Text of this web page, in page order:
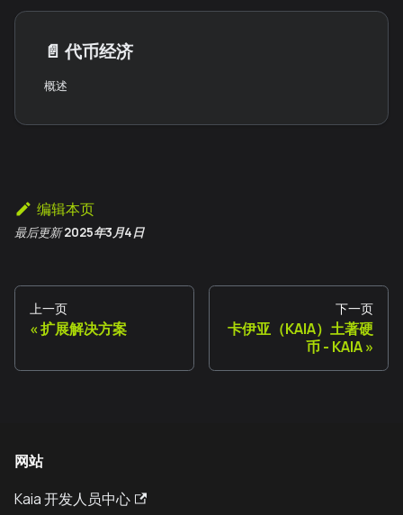
📄️ 代币经济
概述
编辑本页
最后更新 2025年3月4日
上一页
扩展解决方案
下一页
卡伊亚（KAIA）土著硬
币 - KAIA
网站
Kaia 开发人员中心